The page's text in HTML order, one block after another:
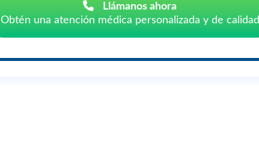
Llámanos ahora
Obtén una atención médica personalizada y de calidad